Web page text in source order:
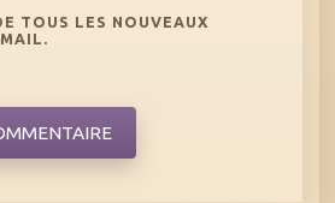
TOUS LES NOUVEAUX